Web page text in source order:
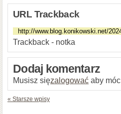
URL Trackback
Trackback - notka
Dodaj komentarz
Musisz sięzalogować aby
« Starsze wpisy